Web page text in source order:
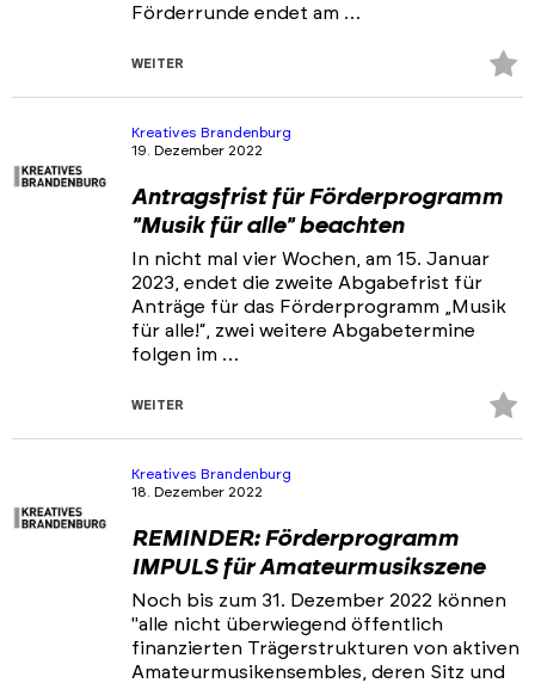
Förderrunde endet am …
WEITER
Kreatives Brandenburg
19. Dezember 2022
Antragsfrist für Förderprogramm
"Musik für alle" beachten
In nicht mal vier Wochen, am 15. Januar
2023, endet die zweite Abgabefrist für
Anträge für das Förderprogramm „Musik
für alle!“, zwei weitere Abgabetermine
folgen im …
WEITER
Kreatives Brandenburg
18. Dezember 2022
REMINDER: Förderprogramm
IMPULS für Amateurmusikszene
Noch bis zum 31. Dezember 2022 können
"alle nicht überwiegend öffentlich
finanzierten Trägerstrukturen von aktiven
Amateurmusikensembles, deren Sitz und